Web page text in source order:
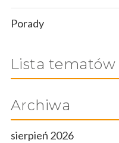
Porady
Lista tematów
Archiwa
sierpień 2026